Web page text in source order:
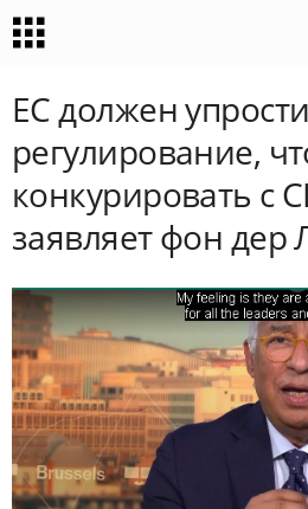
ЕС должен
регулирование,
конкурировать с
заявляет фон дер